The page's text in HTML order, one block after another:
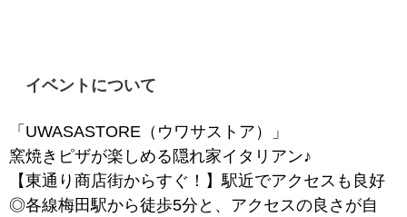
イベントについて
「UWASASTORE （ウワサストア）」
窯焼きピザが楽しめる隠れ家イタリアン♪
【東通り商店街からすぐ！】駅近でアクセスも良好
◎各線梅田駅から徒歩5分と、アクセスの良さが自